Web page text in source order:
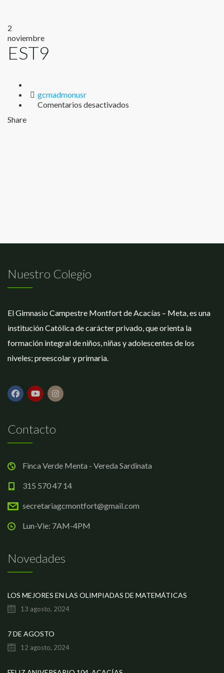
2
noviembre
EST9
Author
gcmadmonusr
Comentarios desactivados
Share
Nuestro Colegio
El Gimnasio Campestre Montfort de Acacías – Meta, es una
institución Católica de carácter privado, que orienta la
formación integral de niños, niñas y adolescentes de los
niveles; preescolar y primaria.
Contacto
Finca Verde Menta - Vereda Sardinata
315 570 47 14
secretariagcmontfort@gmail.com
Lun-Vie: 7AM-4PM
Novedades
LOS MEJORES EN LAS OLIMPIADAS DE MATEMÁTICAS
13 agosto, 2024
7 DE AGOSTO
12 agosto, 2024